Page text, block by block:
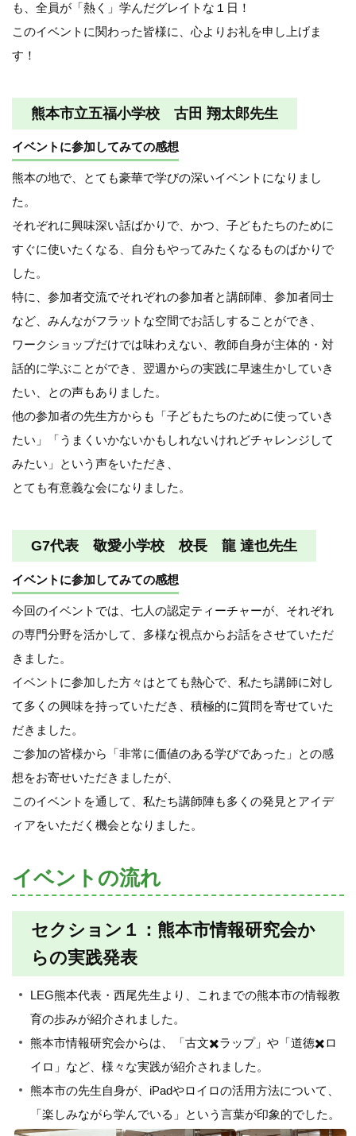
も、全員が「熱く」学んだグレイトな１日！
このイベントに関わった皆様に、心よりお礼を申し上げま
す！
熊本市立五福小学校 古田 翔太郎先生
イベントに参加してみての感想
熊本の地で、とても豪華で学びの深いイベントになりまし
た。
それぞれに興味深い話ばかりで、かつ、子どもたちのために
すぐに使いたくなる、自分もやってみたくなるものばかりで
した。
特に、参加者交流でそれぞれの参加者と講師陣、参加者同士
など、みんながフラットな空間でお話しすることができ、
ワークショップだけでは味わえない、教師自身が主体的・対
話的に学ぶことができ、翌週からの実践に早速生かしていき
たい、との声もありました。
他の参加者の先生方からも「子どもたちのために使っていき
たい」「うまくいかないかもしれないけれどチャレンジして
みたい」という声をいただき、
とても有意義な会になりました。
G7代表 敬愛小学校 校長 龍 達也先生
イベントに参加してみての感想
今回のイベントでは、七人の認定ティーチャーが、それぞれ
の専門分野を活かして、多様な視点からお話をさせていただ
きました。
イベントに参加した方々はとても熱心で、私たち講師に対し
て多くの興味を持っていただき、積極的に質問を寄せていた
だきました。
ご参加の皆様から「非常に価値のある学びであった」との感
想をお寄せいただきましたが、
このイベントを通して、私たち講師陣も多くの発見とアイデ
ィアをいただく機会となりました。
イベントの流れ
セクション１：熊本市情報研究会か
らの実践発表
LEG熊本代表・西尾先生より、これまでの熊本市の情報教
育の歩みが紹介されました。
熊本市情報研究会からは、「古文✖️ラップ」や「道徳✖️ロ
イロ」など、様々な実践が紹介されました。
熊本市の先生自身が、iPadやロイロの活用方法について、
「楽しみながら学んでいる」という言葉が印象的でした。